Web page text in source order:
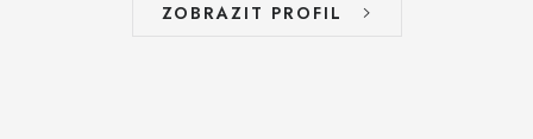
ZOBRAZIT PROFIL